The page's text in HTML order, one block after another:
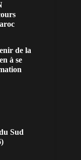
de la
à se
Sud